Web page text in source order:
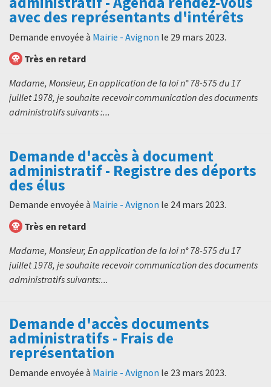
avec des représentants d'intérêts
Demande envoyée à Mairie - Avignon le 29 mars 2023.
Très en retard
Madame, Monsieur, En application de la loi n° 78-575 du 17
juillet 1978, je souhaite recevoir communication des documents
administratifs suivants :...
Demande d'accès à document
administratif - Registre des déports
des élus
Demande envoyée à Mairie - Avignon le 24 mars 2023.
Très en retard
Madame, Monsieur, En application de la loi n° 78-575 du 17
juillet 1978, je souhaite recevoir communication des documents
administratifs suivants:...
Demande d'accès documents
administratifs - Frais de
représentation
Demande envoyée à Mairie - Avignon le 23 mars 2023.